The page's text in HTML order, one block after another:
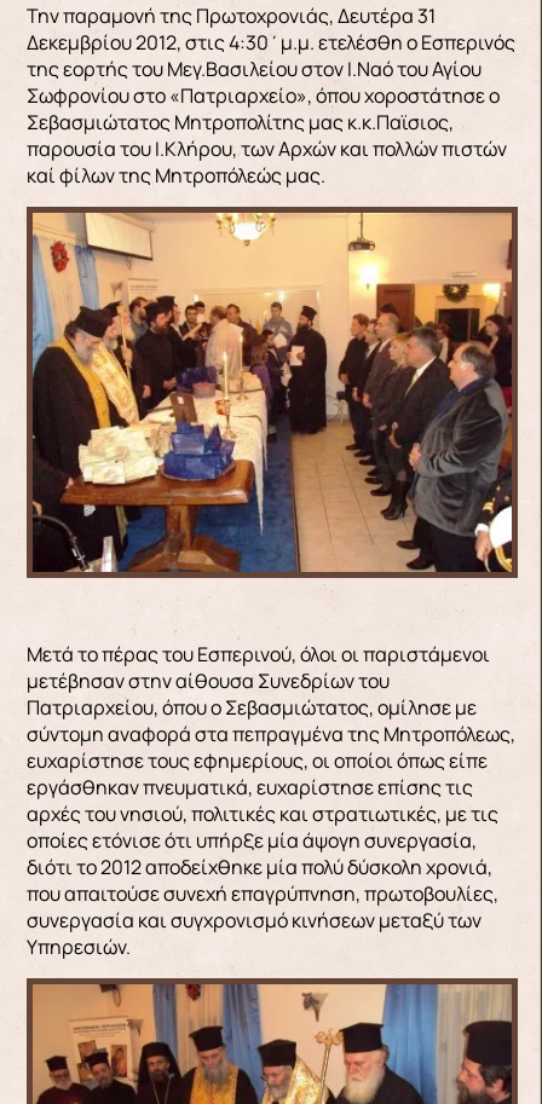
Την παραμονή της Πρωτοχρονιάς, Δευτέρα 31
Δεκεμβρίου 2012, στις 4:30΄μ.μ. ετελέσθη ο Εσπερινός
της εορτής του Μεγ.Βασιλείου στον Ι.Ναό του Αγίου
Σωφρονίου στο «Πατριαρχείο», όπου χοροστάτησε ο
Σεβασμιώτατος Μητροπολίτης μας κ.κ.Παϊσιος,
παρουσία του Ι.Κλήρου, των Αρχών και πολλών πιστών
καί φίλων της Μητροπόλεώς μας.
Μετά το πέρας του Εσπερινού, όλοι οι παριστάμενοι
μετέβησαν στην αίθουσα Συνεδρίων του
Πατριαρχείου, όπου ο Σεβασμιώτατος, ομίλησε με
σύντομη αναφορά στα πεπραγμένα της Μητροπόλεως,
ευχαρίστησε τους εφημερίους, οι οποίοι όπως είπε
εργάσθηκαν πνευματικά, ευχαρίστησε επίσης τις
αρχές του νησιού, πολιτικές και στρατιωτικές, με τις
οποίες ετόνισε ότι υπήρξε μία άψογη συνεργασία,
διότι το 2012 αποδείχθηκε μία πολύ δύσκολη χρονιά,
που απαιτούσε συνεχή επαγρύπνηση, πρωτοβουλίες,
συνεργασία και συγχρονισμό κινήσεων μεταξύ των
Υπηρεσιών.